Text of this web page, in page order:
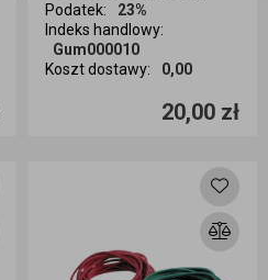
Podatek:
23%
Indeks handlowy:
Gum000010
Koszt dostawy: 0,00
20,00 zł
Ilość sztuk